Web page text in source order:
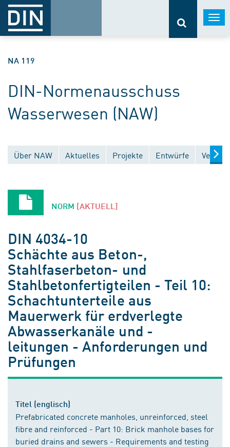
NA 119
DIN-Normenausschuss
Wasserwesen (NAW)
Über NAW Aktuelles Projekte Entwürfe
NORM [AKTUELL]
DIN 4034-10
Schächte aus Beton-,
Stahlfaserbeton- und
Stahlbetonfertigteilen - Teil 10:
Schachtunterteile aus
Mauerwerk für erdverlegte
Abwasserkanäle und -
leitungen - Anforderungen und
Prüfungen
Titel (englisch)
Prefabricated concrete manholes, unreinforced, steel
fibre and reinforced - Part 10: Brick manhole bases for
buried drains and sewers - Requirements and testing